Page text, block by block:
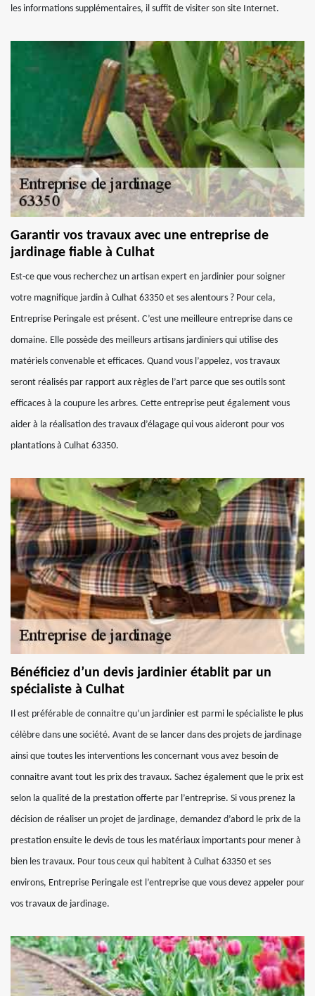
les informations supplémentaires, il suffit de visiter son site Internet.
Garantir vos travaux avec une entreprise de
jardinage fiable à Culhat
Est-ce que vous recherchez un artisan expert en jardinier pour soigner
votre magnifique jardin à Culhat 63350 et ses alentours ? Pour cela,
Entreprise Peringale est présent. C’est une meilleure entreprise dans ce
domaine. Elle possède des meilleurs artisans jardiniers qui utilise des
matériels convenable et efficaces. Quand vous l’appelez, vos travaux
seront réalisés par rapport aux règles de l’art parce que ses outils sont
efficaces à la coupure les arbres. Cette entreprise peut également vous
aider à la réalisation des travaux d’élagage qui vous aideront pour vos
plantations à Culhat 63350.
Bénéficiez d’un devis jardinier établit par un
spécialiste à Culhat
Il est préférable de connaitre qu’un jardinier est parmi le spécialiste le plus
célèbre dans une société. Avant de se lancer dans des projets de jardinage
ainsi que toutes les interventions les concernant vous avez besoin de
connaitre avant tout les prix des travaux. Sachez également que le prix est
selon la qualité de la prestation offerte par l’entreprise. Si vous prenez la
décision de réaliser un projet de jardinage, demandez d’abord le prix de la
prestation ensuite le devis de tous les matériaux importants pour mener à
bien les travaux. Pour tous ceux qui habitent à Culhat 63350 et ses
environs, Entreprise Peringale est l’entreprise que vous devez appeler pour
vos travaux de jardinage.